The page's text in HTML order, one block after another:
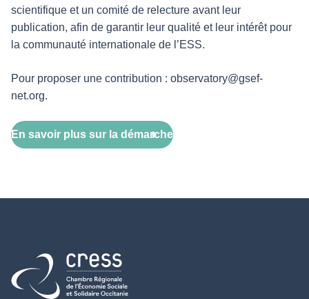
scientifique et un comité de relecture avant leur
publication, afin de garantir leur qualité et leur intérêt pour
la communauté internationale de l’ESS.
Pour proposer une contribution : observatory@gsef-
net.org.
En savoir plus sur la démarche
Retour à l'accueil